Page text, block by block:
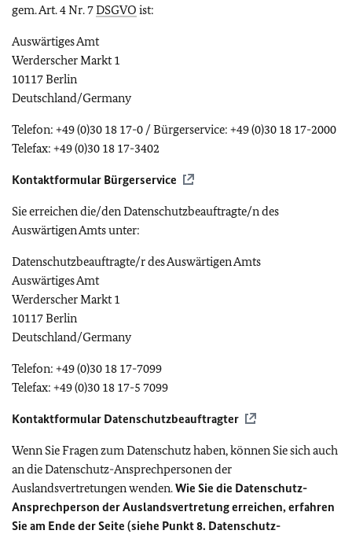
gem. Art. 4 Nr. 7DSGVO ist:
Auswärtiges Amt
Werderscher Markt 1
10117 Berlin
Deutschland/Germany
Telefon: +49 (0)30 18 17-0 / Bürgerservice: +49 (0)30 18 17-2000
Telefax: +49 (0)30 18 17-3402
Kontaktformular Bürgerservice
Sie erreichen die/den Datenschutzbeauftragte/n des
Auswärtigen Amts unter:
Datenschutzbeauftragte/r des Auswärtigen Amts
Auswärtiges Amt
Werderscher Markt 1
10117 Berlin
Deutschland/Germany
Telefon: +49 (0)30 18 17-7099
Telefax: +49 (0)30 18 17-5 7099
Kontaktformular Datenschutzbeauftragter
Wenn Sie Fragen zum Datenschutz haben, können Sie sich auch
an die Datenschutz-Ansprechpersonen der
Auslandsvertretungen wenden.Wie Sie die Datenschutz-
Ansprechperson der Auslandsvertretung erreichen, erfahren
Sie am Ende der Seite (siehe Punkt 8. Datenschutz-